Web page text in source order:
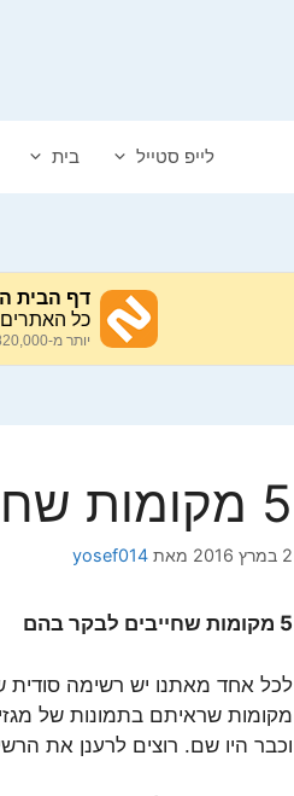
לייפ סטייל בית
5 מקומות שחייבים לבקר בהם
2 במרץ 2016 מאת yosef014
5 מקומות שחייבים לבקר בהם
לכל אחד מאתנו יש רשימה
מקומות שראיתם בתמונות של
וכבר היו שם. רוצים לרענן את